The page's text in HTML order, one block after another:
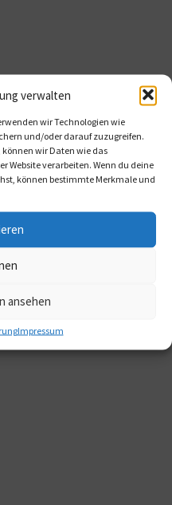
verwalten
wir Technologien wie
und/oder darauf zuzugreifen.
wir Daten wie das
Website verarbeiten. Wenn du deine
können bestimmte Merkmale und
ansehen
Impressum